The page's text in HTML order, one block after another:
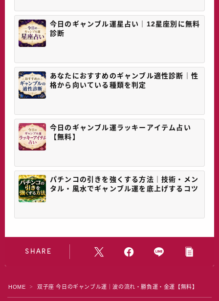
今日のギャンブル運星占い｜12星座別に無料
診断
あなたにおすすめのギャンブル適性診断｜性
格から向いている種類を判定
今日のギャンブル運ラッキーアイテム占い
【無料】
パチンコの引きを強くする方法｜技術・メン
タル・風水でギャンブル運を底上げするコツ
SHARE
HOME ＞ 双子座 今日のギャンブル運｜波の流れ・勝負運・金運【無料】